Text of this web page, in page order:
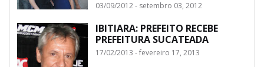
03/09/2012 - setembro 03, 2012
IBITIARA: PREFEITO RECEBE
PREFEITURA SUCATEADA
17/02/2013 - fevereiro 17, 2013